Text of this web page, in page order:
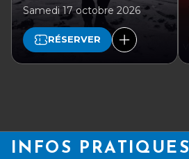
Samedi 17 octobre 2026
RÉSERVER
INFOS PRATIQUES